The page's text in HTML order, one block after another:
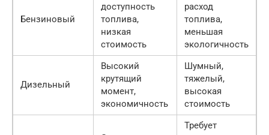
Бензиновый
доступность
топлива,
низкая
стоимость
расход
топлива,
меньшая
экологичность
Дизельный
Высокий
крутящий
момент,
экономичность
Шумный,
тяжелый,
высокая
стоимость
Требует